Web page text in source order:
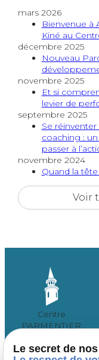
mars 2026
Bienvenue à
Kiné au
décembre 2025
Nouveau
novembre 2025
Et si
levier de
septembre 2025
Se
coaching :
passer à
novembre 2024
Quand la
Voir
Centre
PARMENTIER
Le secret de